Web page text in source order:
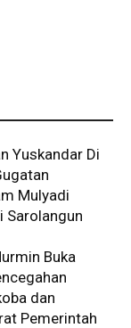
Yuskandar Di
Mulyadi
Sarolangun
Buka
dan
Pemerintah